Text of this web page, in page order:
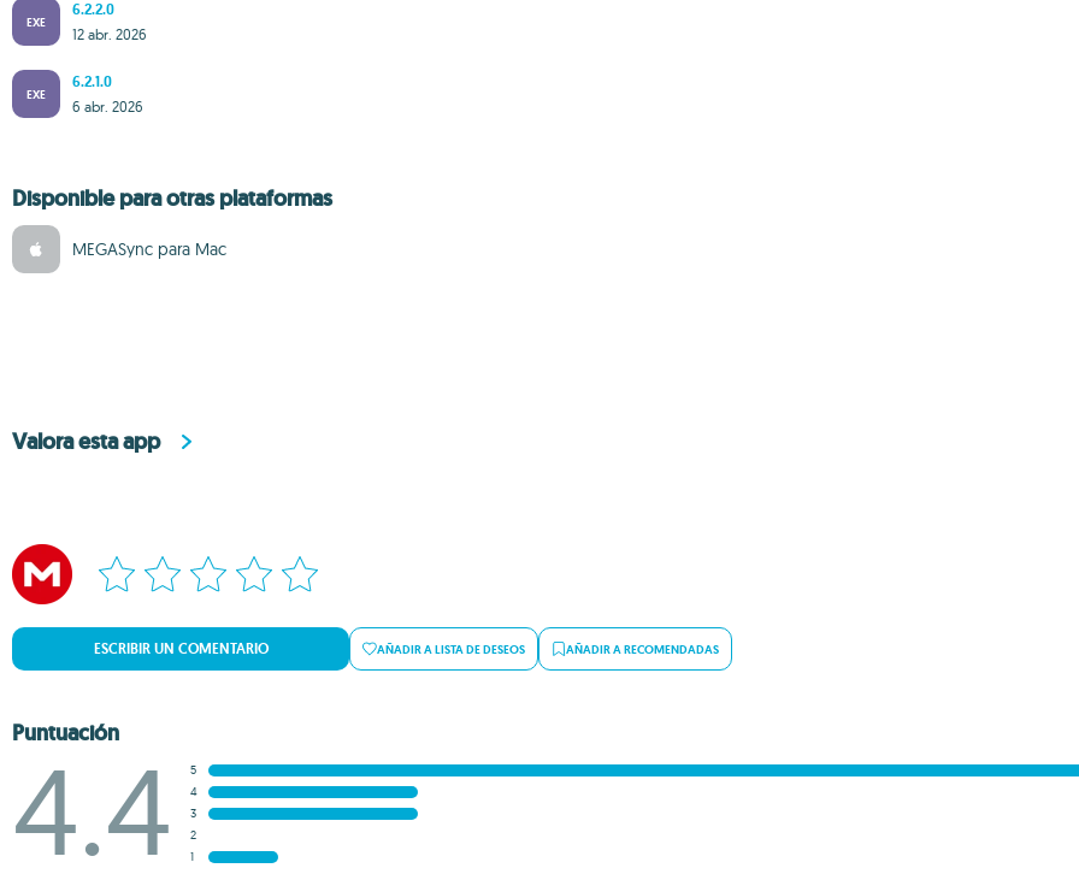
EXE
6.2.2.0
12 abr. 2026
EXE
6.2.1.0
6 abr. 2026
Disponible para otras plataformas
MEGASync para Mac
Valora esta app
ESCRIBIR UN COMENTARIO AÑADIR A LISTA DE DESEOS AÑADIR A RECOMENDADAS
Puntuación
4.4
5
4
3
2
1